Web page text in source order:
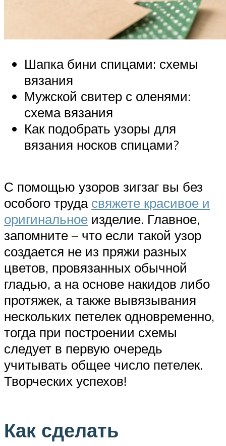
Шапка бини спицами: схемы
вязания
Мужской свитер с оленями:
схема вязания
Как подобрать узоры для
вязания носков спицами?
С помощью узоров зигзаг вы без
особого труда свяжете красивое и
оригинальное изделие. Главное,
запомните – что если такой узор
создается не из пряжи разных
цветов, провязанных обычной
гладью, а на основе накидов либо
протяжек, а также вывязывания
нескольких петелек одновременно,
тогда при построении схемы
следует в первую очередь
учитывать общее число петелек.
Творческих успехов!
Как сделать